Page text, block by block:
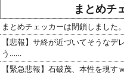
まとめチ
まとめチェッカーは閉鎖しました
【悲報】サ終が近づいてそうな
う……
【緊急悲報】石破茂、本性を現す